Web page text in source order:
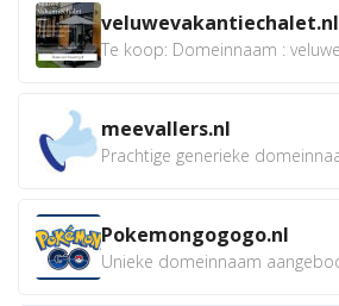
veluwevakantiechalet.nl
meevallers.nl
Pokemongogogo.nl